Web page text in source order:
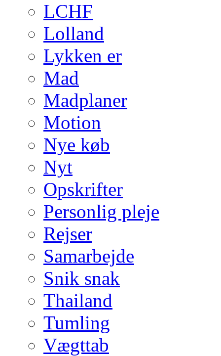
LCHF
Lolland
Lykken er
Mad
Madplaner
Motion
Nye køb
Nyt
Opskrifter
Personlig pleje
Rejser
Samarbejde
Snik snak
Thailand
Tumling
Vægttab